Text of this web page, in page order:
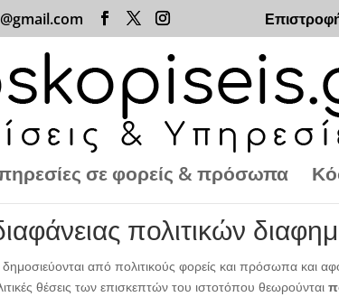
σε φορείς & πρόσωπα
πολιτικών
από πολιτικούς φορείς και πρόσωπα και
θέσεις των επισκεπτών του ιστοτόπου θεωρούνται